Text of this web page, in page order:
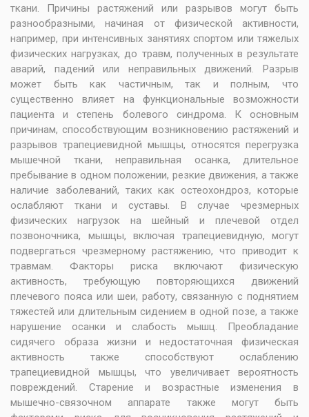
ткани. Причины растяжений или разрывов могут быть
разнообразными, начиная от физической активности,
например, при интенсивных занятиях спортом или тяжелых
физических нагрузках, до травм, полученных в результате
аварий, падений или неправильных движений. Разрыв
может быть как частичным, так и полным, что
существенно влияет на функциональные возможности
пациента и степень болевого синдрома. К основным
причинам, способствующим возникновению растяжений и
разрывов трапециевидной мышцы, относятся перегрузка
мышечной ткани, неправильная осанка, длительное
пребывание в одном положении, резкие движения, а также
наличие заболеваний, таких как остеохондроз, которые
ослабляют ткани и суставы. В случае чрезмерных
физических нагрузок на шейный и плечевой отдел
позвоночника, мышцы, включая трапециевидную, могут
подвергаться чрезмерному растяжению, что приводит к
травмам. Факторы риска включают физическую
активность, требующую повторяющихся движений
плечевого пояса или шеи, работу, связанную с поднятием
тяжестей или длительным сидением в одной позе, а также
нарушение осанки и слабость мышц. Преобладание
сидячего образа жизни и недостаточная физическая
активность также способствуют ослаблению
трапециевидной мышцы, что увеличивает вероятность
повреждений. Старение и возрастные изменения в
мышечно-связочном аппарате также могут быть